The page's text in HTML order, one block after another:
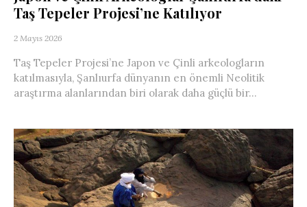
Taş Tepeler Projesi’ne Katılıyor
2 Mayıs 2026
Taş Tepeler Projesi’ne Japon ve Çinli arkeologların
katılmasıyla, Şanlıurfa dünyanın en önemli Neolitik
araştırma alanlarından biri olarak daha güçlü bir...